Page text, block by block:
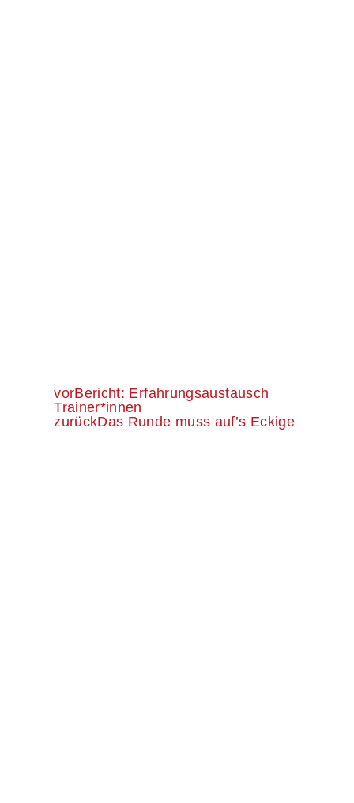
vorBericht: Erfahrungsaustausch
Trainer*innen
zurückDas Runde muss auf’s Eckige